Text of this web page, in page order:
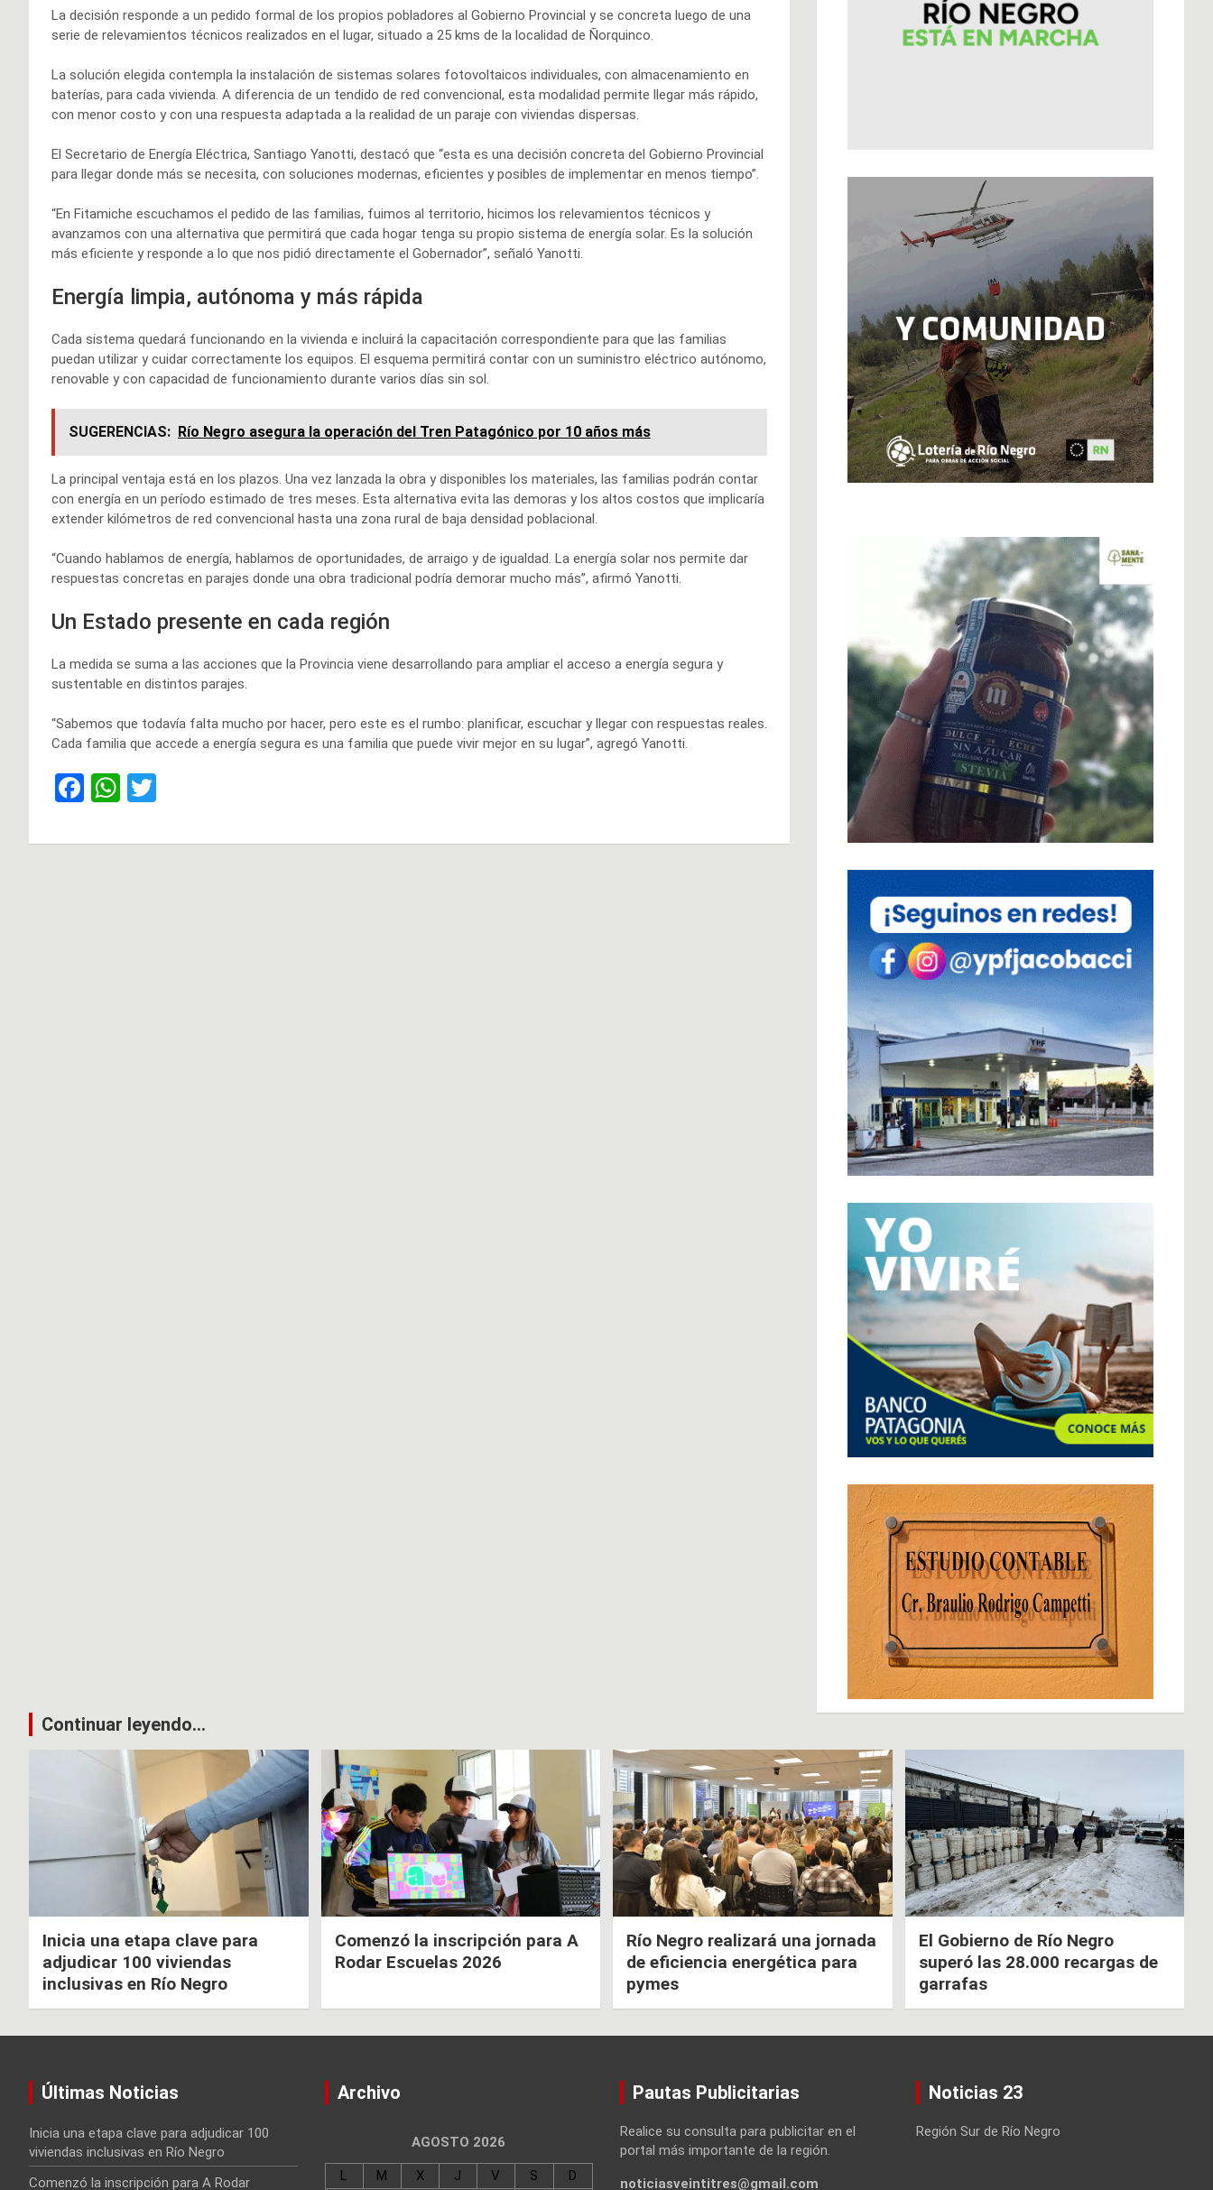
La decisión responde a un pedido formal de los propios pobladores al Gobierno Provincial y se concreta luego de una
serie de relevamientos técnicos realizados en el lugar, situado a 25 kms de la localidad de Ñorquinco.
La solución elegida contempla la instalación de sistemas solares fotovoltaicos individuales, con almacenamiento en
baterías, para cada vivienda. A diferencia de un tendido de red convencional, esta modalidad permite llegar más rápido,
con menor costo y con una respuesta adaptada a la realidad de un paraje con viviendas dispersas.
El Secretario de Energía Eléctrica, Santiago Yanotti, destacó que “esta es una decisión concreta del Gobierno Provincial
para llegar donde más se necesita, con soluciones modernas, eficientes y posibles de implementar en menos tiempo”.
“En Fitamiche escuchamos el pedido de las familias, fuimos al territorio, hicimos los relevamientos técnicos y
avanzamos con una alternativa que permitirá que cada hogar tenga su propio sistema de energía solar. Es la solución
más eficiente y responde a lo que nos pidió directamente el Gobernador”, señaló Yanotti.
Energía limpia, autónoma y más rápida
Cada sistema quedará funcionando en la vivienda e incluirá la capacitación correspondiente para que las familias
puedan utilizar y cuidar correctamente los equipos. El esquema permitirá contar con un suministro eléctrico autónomo,
renovable y con capacidad de funcionamiento durante varios días sin sol.
SUGERENCIAS: Río Negro asegura la operación del Tren Patagónico por 10 años más
La principal ventaja está en los plazos. Una vez lanzada la obra y disponibles los materiales, las familias podrán contar
con energía en un período estimado de tres meses. Esta alternativa evita las demoras y los altos costos que implicaría
extender kilómetros de red convencional hasta una zona rural de baja densidad poblacional.
“Cuando hablamos de energía, hablamos de oportunidades, de arraigo y de igualdad. La energía solar nos permite dar
respuestas concretas en parajes donde una obra tradicional podría demorar mucho más”, afirmó Yanotti.
Un Estado presente en cada región
La medida se suma a las acciones que la Provincia viene desarrollando para ampliar el acceso a energía segura y
sustentable en distintos parajes.
“Sabemos que todavía falta mucho por hacer, pero este es el rumbo: planificar, escuchar y llegar con respuestas reales.
Cada familia que accede a energía segura es una familia que puede vivir mejor en su lugar”, agregó Yanotti.
F
ce
W
at tt
Continuar leyendo...
Inicia una etapa clave para
adjudicar 100 viviendas
inclusivas en Río Negro
Comenzó la inscripción para A
Rodar Escuelas 2026
Río Negro realizará una jornada
de eficiencia energética para
pymes
El Gobierno de Río Negro
superó las 28.000 recargas de
garrafas
Últimas Noticias
Inicia una etapa clave para adjudicar 100
viviendas inclusivas en Río Negro
Comenzó la inscripción para A Rodar
Archivo
AGOSTO 2026
L M X J V S D
Pautas Publicitarias
Realice su consulta para publicitar en el
portal más importante de la región.
noticiasveintitres@gmail.com
Noticias 23
Región Sur de Río Negro